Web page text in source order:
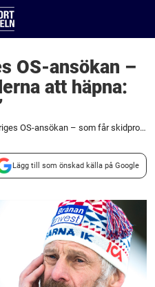
OS-ansökan –
att häpna:
Detaljen i Sveriges OS-ansökan – som får skidprofilerna att häpna: "Det är helt sjukt"
Lägg till som önskad källa på Google